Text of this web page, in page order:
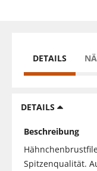
DETAILS
DETAILS
Beschreibung
Spitzenqualität.